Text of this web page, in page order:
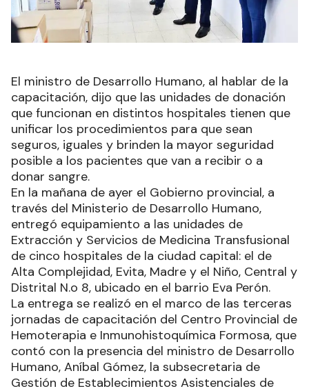
El ministro de Desarrollo Humano, al hablar de la
capacitación, dijo que las unidades de donación
que funcionan en distintos hospitales tienen que
unificar los procedimientos para que sean
seguros, iguales y brinden la mayor seguridad
posible a los pacientes que van a recibir o a
donar sangre.
En la mañana de ayer el Gobierno provincial, a
través del Ministerio de Desarrollo Humano,
entregó equipamiento a las unidades de
Extracción y Servicios de Medicina Transfusional
de cinco hospitales de la ciudad capital: el de
Alta Complejidad, Evita, Madre y el Niño, Central y
Distrital N.o 8, ubicado en el barrio Eva Perón.
La entrega se realizó en el marco de las terceras
jornadas de capacitación del Centro Provincial de
Hemoterapia e Inmunohistoquímica Formosa, que
contó con la presencia del ministro de Desarrollo
Humano, Aníbal Gómez, la subsecretaria de
Gestión de Establecimientos Asistenciales de